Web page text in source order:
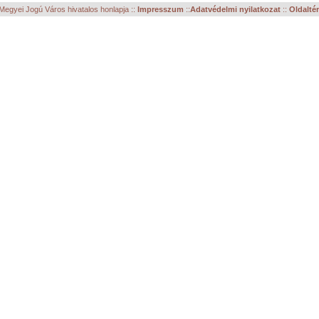
Jogú Város hivatalos honlapja :: Impresszum ::Adatvédelmi nyilatkozat ::